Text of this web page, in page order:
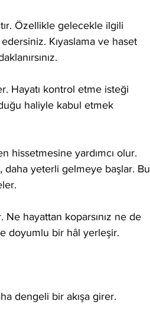
Özellikle gelecekle ilgili
Kıyaslama ve haset
Hayatı kontrol etme isteği
haliyle kabul etmek
hissetmesine yardımcı olur.
daha yeterli gelmeye başlar. Bu
Ne hayattan koparsınız ne de
doyumlu bir hâl yerleşir.
dengeli bir akışa girer.